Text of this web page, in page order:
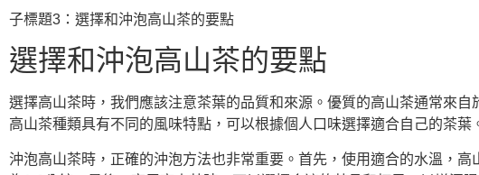
子標題3：選擇和沖泡高山茶的要點
選擇和沖泡高山茶的要點
選擇高山茶時，我們應該注意茶葉的品質和來源。優質的高山茶通常來
高山茶種類具有不同的風味特點，可以根據個人口味選擇適合自己的茶葉
沖泡高山茶時，正確的沖泡方法也非常重要。首先，使用適合的水溫，